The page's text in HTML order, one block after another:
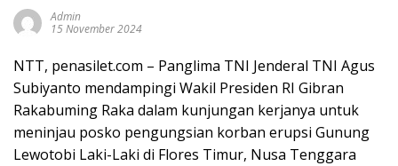
Admin
15 November 2024
NTT, penasilet.com – Panglima TNI Jenderal TNI Agus
Subiyanto mendampingi Wakil Presiden RI Gibran
Rakabuming Raka dalam kunjungan kerjanya untuk
meninjau posko pengungsian korban erupsi Gunung
Lewotobi Laki-Laki di Flores Timur, Nusa Tenggara